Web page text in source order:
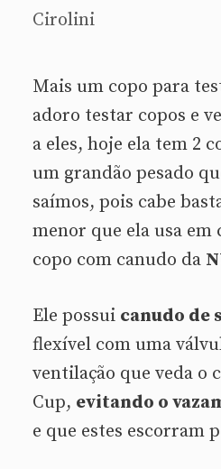
Cirolini
Mais um copo para
adoro testar copos e
a eles, hoje ela tem 2
um grandão pesado
saímos, pois cabe
menor que ela usa em
copo com canudo da
Ele possui canudo de
flexível com uma
ventilação que veda o
Cup, evitando o
e que estes escorram